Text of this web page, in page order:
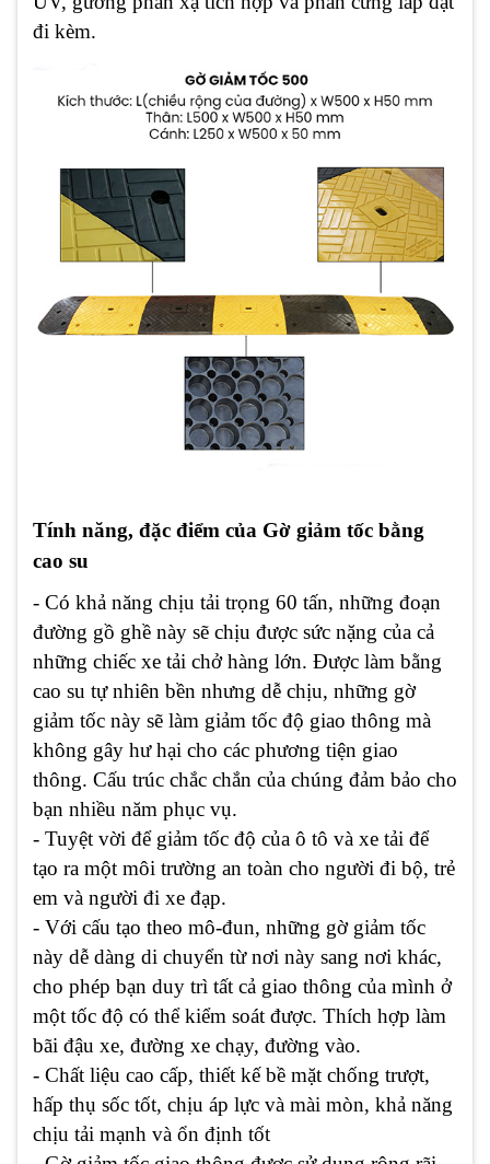
đi kèm.
Tính năng, đặc điểm của Gờ giảm tốc bằng
cao su
- Có khả năng chịu tải trọng 60 tấn, những đoạn
đường gồ ghề này sẽ chịu được sức nặng của cả
những chiếc xe tải chở hàng lớn. Được làm bằng
cao su tự nhiên bền nhưng dễ chịu, những gờ
giảm tốc này sẽ làm giảm tốc độ giao thông mà
không gây hư hại cho các phương tiện giao
thông. Cấu trúc chắc chắn của chúng đảm bảo cho
bạn nhiều năm phục vụ.
- Tuyệt vời để giảm tốc độ của ô tô và xe tải để
tạo ra một môi trường an toàn cho người đi bộ, trẻ
em và người đi xe đạp.
- Với cấu tạo theo mô-đun, những gờ giảm tốc
này dễ dàng di chuyển từ nơi này sang nơi khác,
cho phép bạn duy trì tất cả giao thông của mình ở
một tốc độ có thể kiểm soát được. Thích hợp làm
bãi đậu xe, đường xe chạy, đường vào.
- Chất liệu cao cấp, thiết kế bề mặt chống trượt,
hấp thụ sốc tốt, chịu áp lực và mài mòn, khả năng
chịu tải mạnh và ổn định tốt